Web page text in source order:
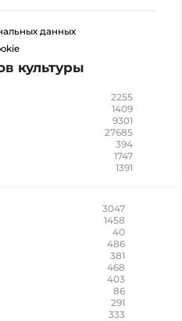
данных
культуры
2255
1409
9301
27685
394
1747
1391
3047
1458
40
486
381
468
403
86
291
333